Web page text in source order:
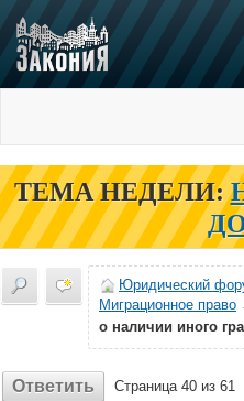
ТЕМА НЕДЕЛИ:
Юридический
Миграционное право
о наличии иного
Ответить Страница 40 из 61